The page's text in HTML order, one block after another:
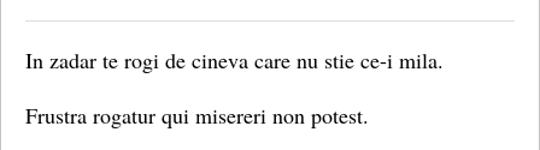
In zadar te rogi de cineva care nu stie ce-i mila.
Frustra rogatur qui misereri non potest.